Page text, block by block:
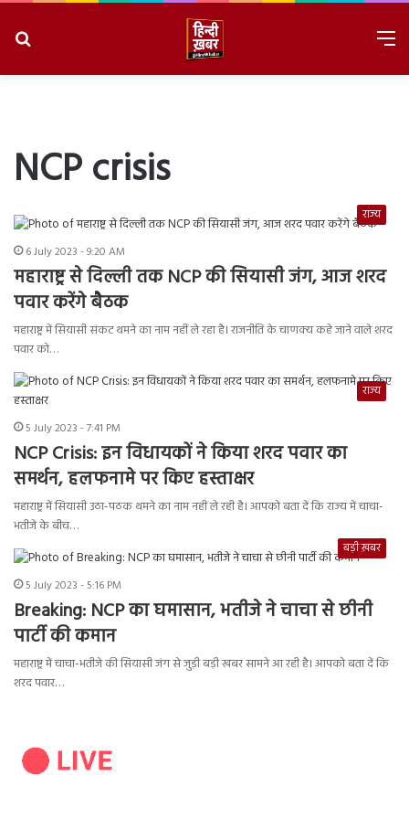
NCP crisis
राज्य
6 July 2023 - 9:20 AM
महाराष्ट्र से दिल्ली तक NCP की सियासी जंग, आज शरद
पवार करेंगे बैठक
महाराष्ट्र में सियासी संकट थमने का नाम नहीं ले रहा है। राजनीति के चाणक्य कहे जाने वाले शरद
पवार को…
राज्य
5 July 2023 - 7:41 PM
NCP Crisis: इन विधायकों ने किया शरद पवार का
समर्थन, हलफनामे पर किए हस्ताक्षर
महाराष्ट्र में सियासी उठा-पठक थमने का नाम नहीं ले रही है। आपको बता दें कि राज्य में चाचा-
भतीजे के बीच…
बड़ी ख़बर
5 July 2023 - 5:16 PM
Breaking: NCP का घमासान, भतीजे ने चाचा से छीनी
पार्टी की कमान
महाराष्ट्र में चाचा-भतीजे की सियासी जंग से जुड़ी बड़ी खबर सामने आ रही है। आपको बता दें कि
शरद पवार…